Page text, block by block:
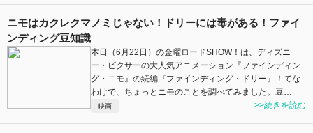
ニモはカクレクマノミじゃない！ドリーには毒がある！ファイ
ンディング豆知識
本日（6月22日）の金曜ロードSHOW！は、ディズニ
ー・ピクサーの大人気アニメーション『ファインディン
グ・ニモ』の続編『ファインディング・ドリー』！てな
わけで、ちょっとニモのことを調べてみました。豆…
映画 >>続きを読む